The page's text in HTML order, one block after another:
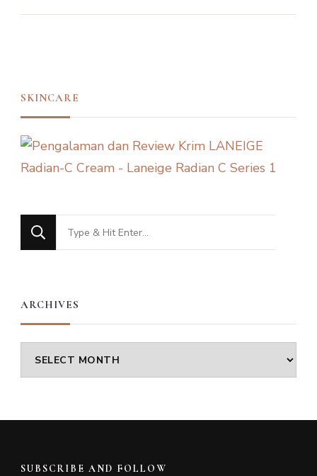
SKINCARE
Looking
for
ARCHIVES
Archives
SUBSCRIBE AND FOLLOW